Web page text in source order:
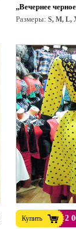
,,Вечернее
Размеры: S, M, L,
Купить 2